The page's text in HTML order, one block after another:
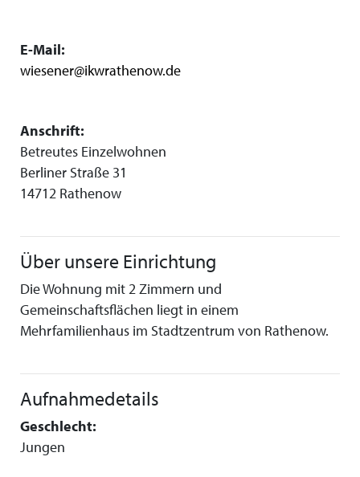
E-Mail:
wiesener@ikwrathenow.de
Anschrift:
Betreutes Einzelwohnen
Berliner Straße 31
14712 Rathenow
Über unsere Einrichtung
Die Wohnung mit 2 Zimmern und
Gemeinschaftsflächen liegt in einem
Mehrfamilienhaus im Stadtzentrum von Rathenow.
Aufnahmedetails
Geschlecht:
Jungen